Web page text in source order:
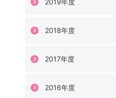
2019年度
2018年度
2017年度
2016年度